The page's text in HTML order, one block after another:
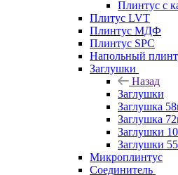
Плинтус с
Плитус LVT
Плинтус МДФ
Плинтус SPC
Напольный
Заглушки
Назад
Заглушки
Заглушка
Заглушка
Заглушки
Заглушки
Микроплинтус
Соединитель